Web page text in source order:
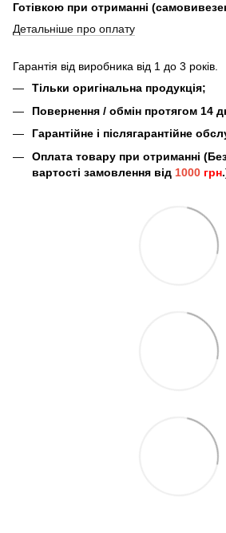
Готівкою при отриманні
Детальніше про оплату
Гарантія від виробника від 1 до 3 років.
Тільки оригінальна продукція;
Повернення / обмін протягом 14
Гарантійне і післягарантійне
Оплата товару при отриманні
вартості замовлення від 1000 грн